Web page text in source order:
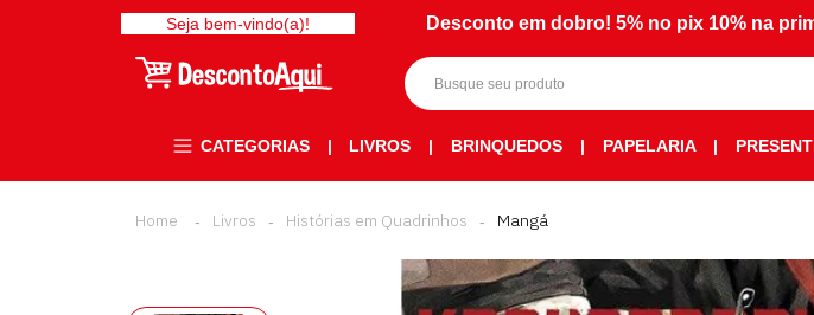
Seja bem-vindo(a)! Desconto em dobro! 5% no pix 10% na
CATEGORIAS | LIVROS | BRINQUEDOS | PAPELARIA |
Livros Histórias em Quadrinhos Mangá